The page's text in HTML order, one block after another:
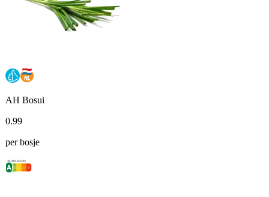
AH Bosui
0.99
per bosje